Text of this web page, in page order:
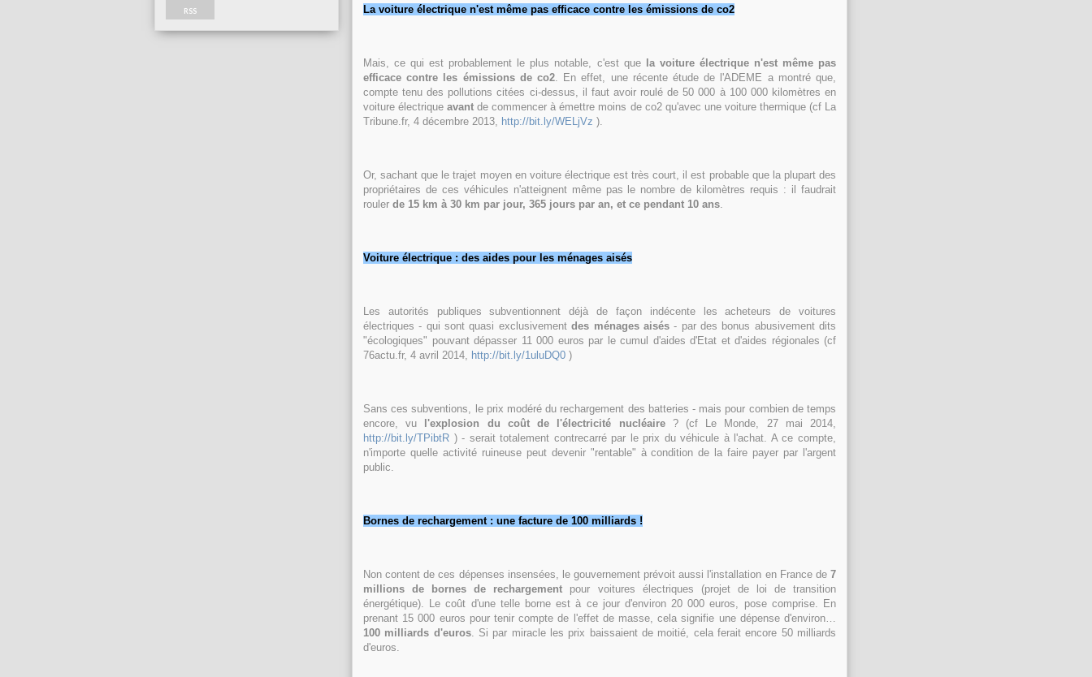
RSS La voiture électrique n'est même pas efficace contre les émissions de co2
Mais, ce qui est probablement le plus notable, c'est que
la voiture électrique n'est même pas
efficace contre les émissions de co2. En effet, une récente étude de l'ADEME a montré que,
compte tenu des pollutions citées ci-dessus, il faut avoir roulé de 50 000 à 100 000 kilomètres en
voiture électriqueavant de commencer à émettre moins de co2 qu'avec une voiture thermique (cf La
Tribune.fr, 4 décembre 2013, http://bit.ly/WELjVz ).
Or, sachant que le trajet moyen en voiture électrique est très court, il est probable que la plupart des
propriétaires de ces véhicules n'atteignent même pas le nombre de kilomètres requis : il faudrait
rouler de 15 km à 30 km par jour, 365 jours par an, et ce pendant 10 ans.
Voiture électrique : des aides pour les ménages aisés
Les autorités publiques subventionnent déjà de façon indécente les acheteurs de voitures
électriques - qui sont quasi exclusivementdes ménages aisés- par des bonus abusivement dits
"écologiques" pouvant dépasser 11 000 euros par le cumul d'aides d'Etat et d'aides régionales (cf
76actu.fr, 4 avril 2014, http://bit.ly/1uluDQ0 )
Sans ces subventions, le prix modéré du rechargement des batteries - mais pour combien de temps
encore, vu
l'explosion du coût de l'électricité nucléaire? (cf Le Monde, 27 mai 2014,
http://bit.ly/TPibtR ) - serait totalement contrecarré par le prix du véhicule à l'achat. A ce compte,
n'importe quelle activité ruineuse peut devenir "rentable" à condition de la faire payer par l'argent
public.
Bornes de rechargement : une facture de 100 milliards !
Non content de ces dépenses insensées, le gouvernement prévoit aussi l'installation en France de 7
millions de bornes de rechargement pour voitures électriques (projet de loi de transition
énergétique). Le coût d'une telle borne est à ce jour d'environ 20 000 euros, pose comprise. En
prenant 15 000 euros pour tenir compte de l'effet de masse, cela signifie une dépense d'environ…
100 milliards d'euros. Si par miracle les prix baissaient de moitié, cela ferait encore 50 milliards
d'euros.